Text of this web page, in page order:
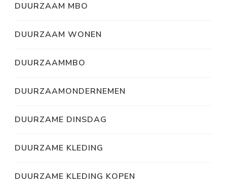
DUURZAAM MBO
DUURZAAM WONEN
DUURZAAMMBO
DUURZAAMONDERNEMEN
DUURZAME DINSDAG
DUURZAME KLEDING
DUURZAME KLEDING KOPEN